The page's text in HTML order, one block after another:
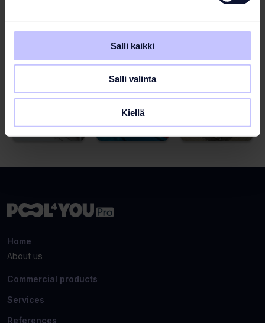
Salli kaikki
Salli valinta
Kiellä
Home
About us
Commercial products
Services
References